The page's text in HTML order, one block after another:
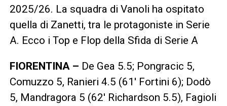
2025/26. La squadra di Vanoli ha ospitato
quella di Zanetti, tra le protagoniste in Serie
A. Ecco i Top e Flop della Sfida di Serie A
FIORENTINA – De Gea 5.5; Pongracic 5,
Comuzzo 5, Ranieri 4.5 (61′ Fortini 6); Dodò
5, Mandragora 5 (62′ Richardson 5.5), Fagioli